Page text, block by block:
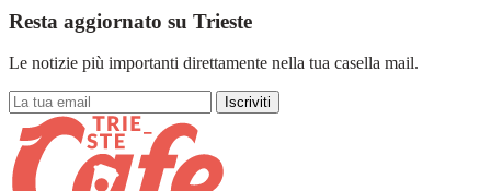
Resta aggiornato su Trieste
Le notizie più importanti direttamente nella tua casella mail.
Iscriviti